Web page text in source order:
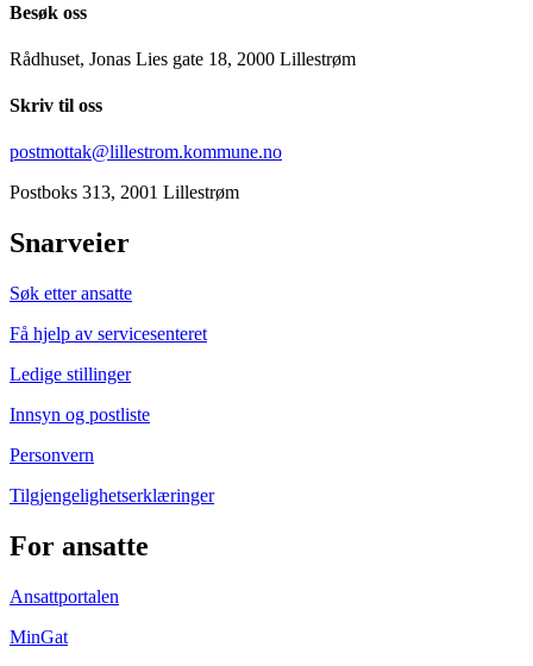
Besøk oss
Rådhuset, Jonas Lies gate 18, 2000 Lillestrøm
Skriv til oss
postmottak@lillestrom.kommune.no
Postboks 313, 2001 Lillestrøm
Snarveier
Søk etter ansatte
Få hjelp av servicesenteret
Ledige stillinger
Innsyn og postliste
Personvern
Tilgjengelighetserklæringer
For ansatte
Ansattportalen
MinGat